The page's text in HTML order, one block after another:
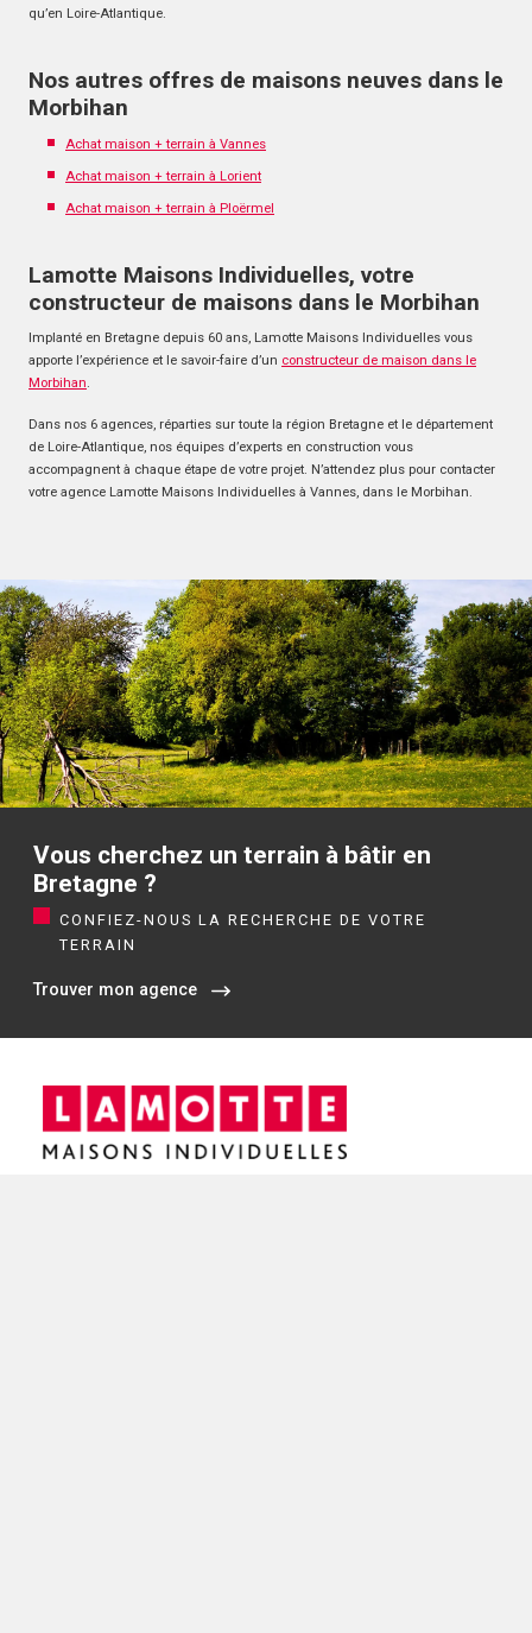
qu’en Loire-Atlantique.
Nos autres offres de maisons neuves dans le
Morbihan
Achat maison + terrain à Vannes
Achat maison + terrain à Lorient
Achat maison + terrain à Ploërmel
Lamotte Maisons Individuelles, votre
constructeur de maisons dans le Morbihan
Implanté en Bretagne depuis 60 ans, Lamotte Maisons Individuelles vous
apporte l’expérience et le savoir-faire d’un constructeur de maison dans le
Morbihan.
Dans nos 6 agences, réparties sur toute la région Bretagne et le département
de Loire-Atlantique, nos équipes d’experts en construction vous
accompagnent à chaque étape de votre projet. N’attendez plus pour contacter
votre agence Lamotte Maisons Individuelles à Vannes, dans le Morbihan.
Vous cherchez un terrain à bâtir en
Bretagne ?
CONFIEZ-NOUS LA RECHERCHE DE VOTRE
TERRAIN
Trouver mon agence